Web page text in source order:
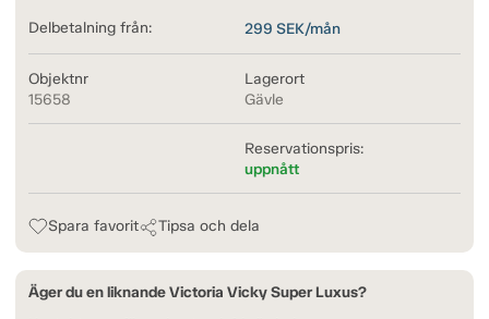
Delbetalning från: 299 SEK/mån
Objektnr
15658
Lagerort
Gävle
Reservationspris:
uppnått
Spara favorit Tipsa och dela
Äger du en liknande Victoria Vicky Super Luxus?